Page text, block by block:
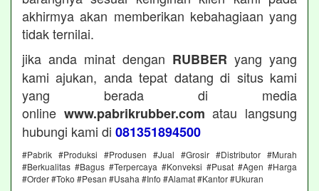
akhirmya akan memberikan kebahagiaan yang
tidak ternilai.
jika anda minat dengan RUBBER yang yang
kami ajukan, anda tepat datang di situs kami
yang berada di media
online www.pabrikrubber.com atau langsung
hubungi kami di 081351894500
#Pabrik #Produksi #Produsen #Jual #Grosir #Distributor #Murah
#Berkualitas #Bagus #Terpercaya #Konveksi #Pusat #Agen #Harga
#Order #Toko #Pesan #Usaha #Info #Alamat #Kantor #Ukuran